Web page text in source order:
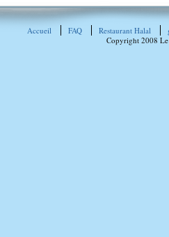
Accueil FAQ Restaurant Halal
Copyright 2008